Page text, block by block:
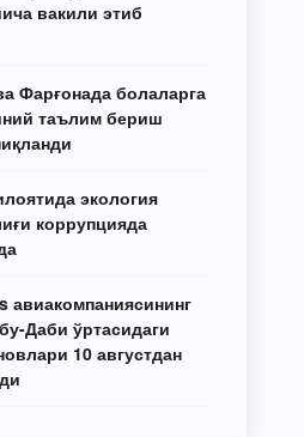
вакили этиб
Фарғонада болаларга
таълим бериш
экология
коррупцияда
авиакомпаниясининг
Даби ўртасидаги
10 августдан